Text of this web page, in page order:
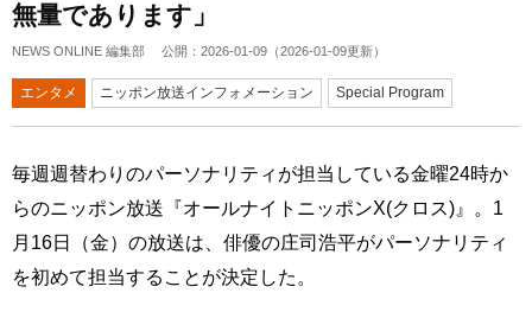
無量であります」
NEWS ONLINE 編集部 公開： 2026-01-09 （2026-01-09更新）
エンタメ ニッポン放送インフォメーション Special Program
毎週週替わりのパーソナリティが担当している金曜24時か
らのニッポン放送『オールナイトニッポンX(クロス)』。1
月16日（金）の放送は、俳優の庄司浩平がパーソナリティ
を初めて担当することが決定した。